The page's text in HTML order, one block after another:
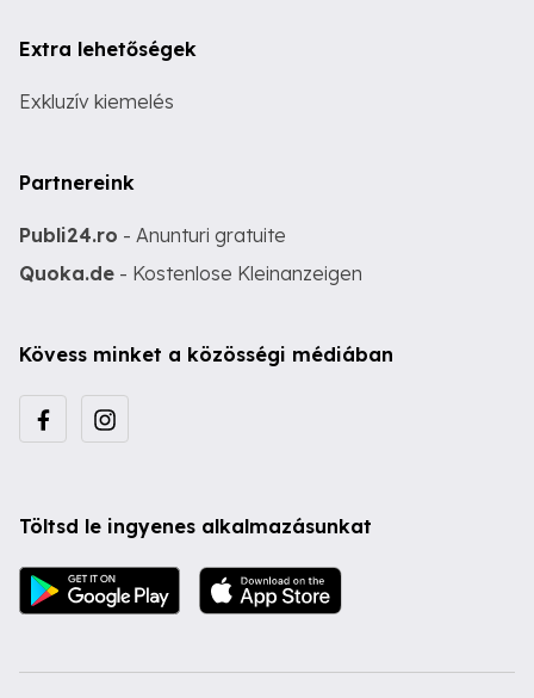
Extra lehetőségek
Exkluzív kiemelés
Partnereink
Publi24.ro - Anunturi gratuite
Quoka.de - Kostenlose Kleinanzeigen
Kövess minket a közösségi médiában
Töltsd le ingyenes alkalmazásunkat